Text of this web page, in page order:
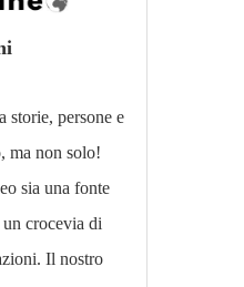
storie, persone e
ma non solo!
sia una fonte
crocevia di
Il nostro